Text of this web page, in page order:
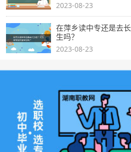
2023-08-23
在萍乡读中专还是去
生吗？
2023-08-23